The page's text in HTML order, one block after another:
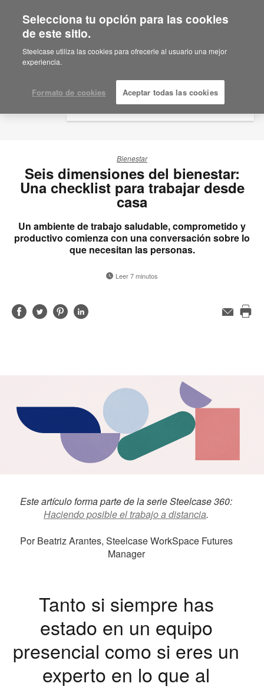
Are you in United States?
Would you like to see Products we sell in
your region?
English
Español
Bienestar
Seis dimensiones del bienestar:
Una checklist para trabajar desde
casa
Un ambiente de trabajo saludable, comprometido y
productivo comienza con una conversación sobre lo
que necesitan las personas.
Leer 7 minutos
Compartir
Compartir
Compartir
Compartir
Correo
Este artículo forma parte de la serie Steelcase 360:
Haciendo posible el trabajo a distancia.
Por Beatriz Arantes, Steelcase WorkSpace Futures
Manager
Tanto si siempre has
estado en un equipo
presencial como si eres un
experto en lo que al
Selecciona tu opción para las cookies
de este sitio.
Steelcase utiliza las cookies para ofrecerle al usuario una mejor
experiencia.
Formato de cookies Aceptar todas las cookies